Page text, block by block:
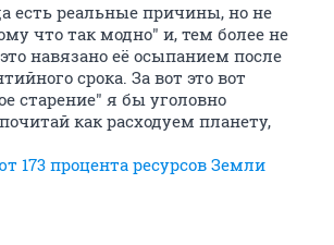
есть реальные причины, но не
что так модно" и, тем более не
навязано её осыпанием после
срока. За вот это вот
старение" я бы уголовно
как расходуем планету,
173 процента ресурсов Земли